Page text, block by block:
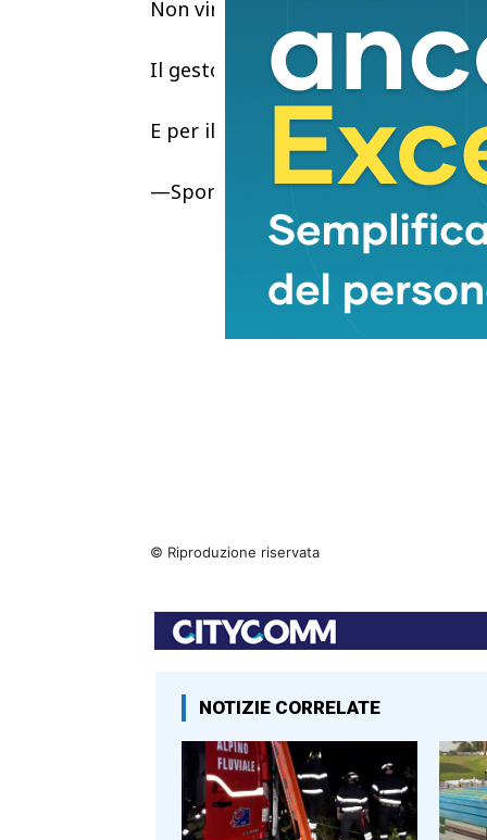
Non vince Gioele, ma l’ovazione
Il gesto di Gioele è stato
E per il piccolo campione la maglia
—SportCINZIA GORLA
© Riproduzione riservata
NOTIZIE CORRELATE